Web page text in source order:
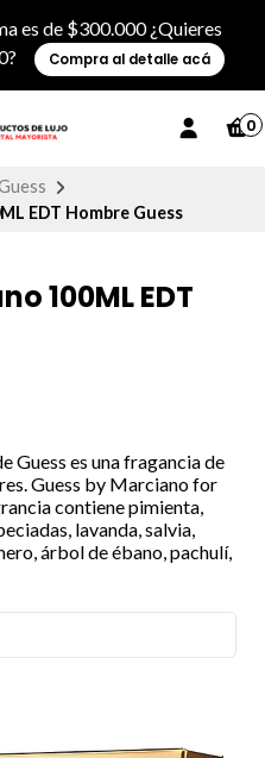
es de $300.000 ¿Quieres
Compra al detalle acá
0
EDT Hombre Guess
100ML EDT
Guess es una fragancia de
Guess by Marciano for
contiene pimienta,
lavanda, salvia,
árbol de ébano, pachulí,